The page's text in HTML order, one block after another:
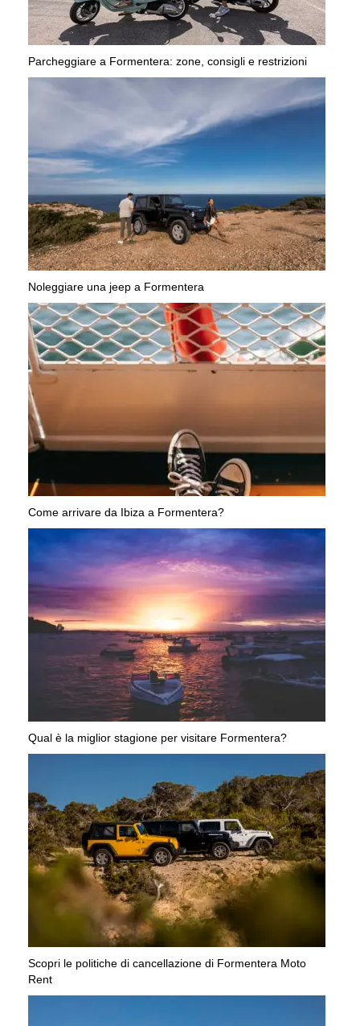
Parcheggiare a Formentera: zone, consigli e restrizioni
Noleggiare una jeep a Formentera
Come arrivare da Ibiza a Formentera?
Qual è la miglior stagione per visitare Formentera?
Scopri le politiche di cancellazione di Formentera Moto
Rent